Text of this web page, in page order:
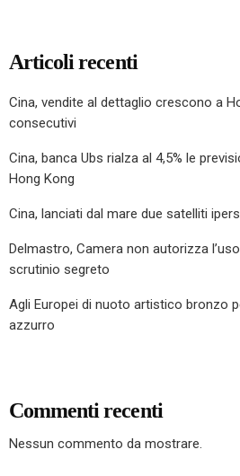
Articoli recenti
Cina, vendite al dettaglio crescono a
consecutivi
Cina, banca Ubs rialza al 4,5% le
Hong Kong
Cina, lanciati dal mare due satelliti
Delmastro, Camera non autorizza
scrutinio segreto
Agli Europei di nuoto artistico bronzo
azzurro
Commenti recenti
Nessun commento da mostrare.